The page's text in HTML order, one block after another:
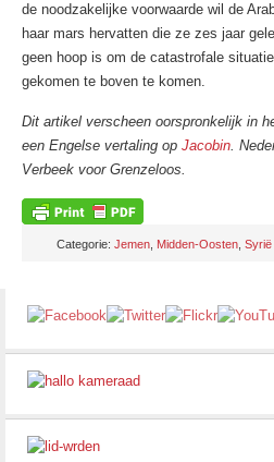
de noodzakelijke voorwaarde wil de
haar mars hervatten die ze zes jaar
geen hoop is om de catastrofale
gekomen te boven te komen.
Dit artikel verscheen oorspronkelijk in
een Engelse vertaling op Jacobin.
Verbeek voor Grenzeloos.
Categorie: Jemen Midden-Oosten Syrië